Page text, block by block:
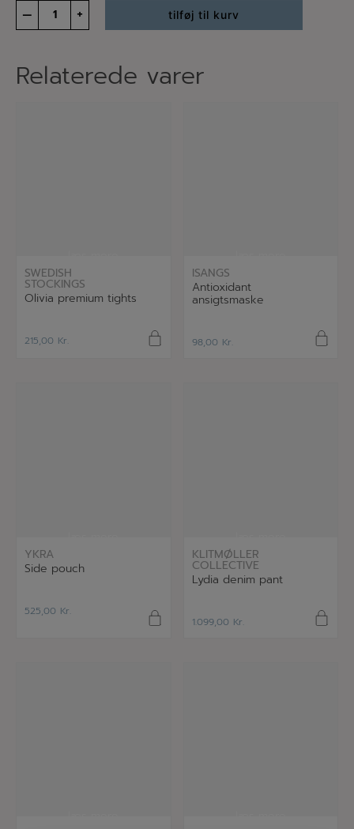
–
Blødgørende
shampoo
antal
+ tilføj til kurv
Relaterede varer
SWEDISH
STOCKINGS
Olivia premium tights
215,00 Kr.
ISANGS
Antioxidant
ansigtsmaske
98,00 Kr.
YKRA
Side pouch
525,00 Kr.
KLITMØLLER
COLLECTIVE
Lydia denim pant
1.099,00 Kr.